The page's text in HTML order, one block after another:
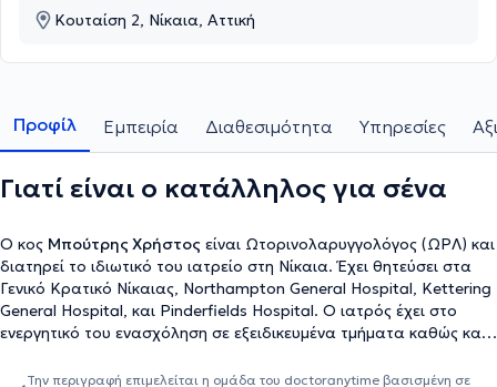
Κουταίση 2, Νίκαια, Αττική
Προφίλ Εμπειρία Διαθεσιμότητα Υπηρεσίες
Γιατί είναι ο κατάλληλος για σένα
Ο κος Μπούτρης Χρήστος είναι Ωτορινολαρυγγολόγος (ΩΡΛ) και
διατηρεί το ιδιωτικό του ιατρείο στη Νίκαια. Έχει θητεύσει στα
Γενικό Κρατικό Νίκαιας, Northampton General Hospital, Kettering
General Hospital, και Pinderfields Hospital. Ο ιατρός έχει στο
ενεργητικό του ενασχόληση σε εξειδικευμένα τμήματα καθώς και
ιδιωτικό του ιατρείο αντιμετωπίζει πλήθος περιστατικών,
Την περιγραφή επιμελείται η ομάδα του doctoranytime βασισμένη σε